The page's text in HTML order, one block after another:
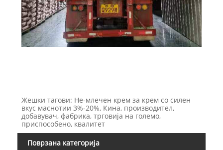
Жешки тагови: Не-млечен крем за крем со силен
вкус маснотии 3%-20%, Кина, производител,
добавувач, фабрика, трговија на големо,
приспособено, квалитет
Поврзана категорија